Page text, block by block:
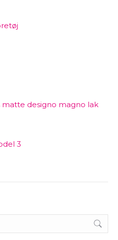
matte designo magno lak
3